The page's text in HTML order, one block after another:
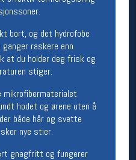
bort, og det hydrofobe
raskere enn
at du holder deg frisk og
stiger.
hodet og ørene uten å
både hår og svette
nye stier.
gnagfritt og fungerer
11-18
11-16